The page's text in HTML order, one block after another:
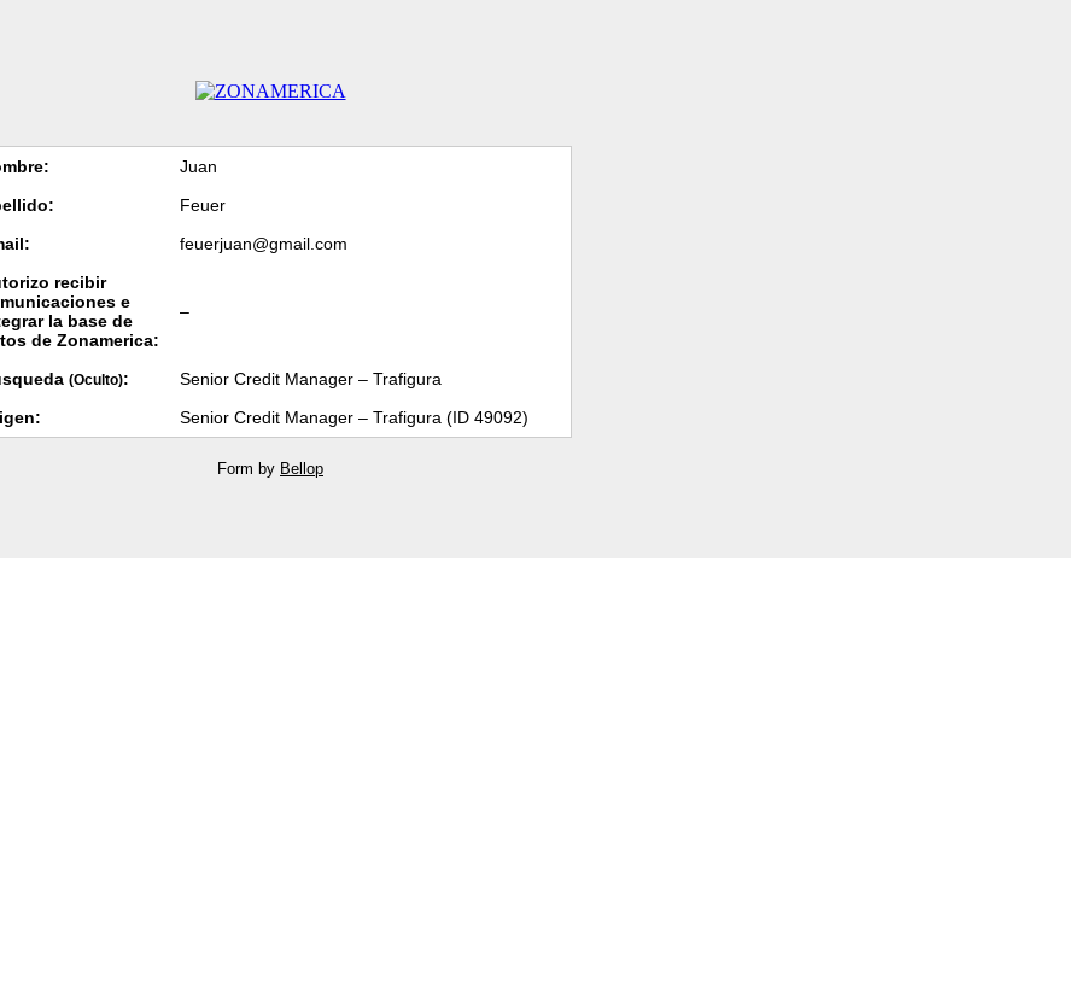
Juan
Feuer
feuerjuan@gmail.com
recibir
e
la base de
de Zonamerica:
–
(Oculto):
Senior Credit Manager – Trafigura
Senior Credit Manager – Trafigura (ID 49092)
Form by Bellop